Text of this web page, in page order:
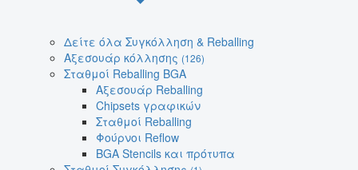
Δείτε όλα Συγκόλληση & Reballing
Αξεσουάρ κόλλησης (126)
Σταθμοί Reballing BGA
Αξεσουάρ Reballing
Chipsets γραφικών
Σταθμοί Reballing
Φούρνοι Reflow
BGA Stencils και πρότυπα